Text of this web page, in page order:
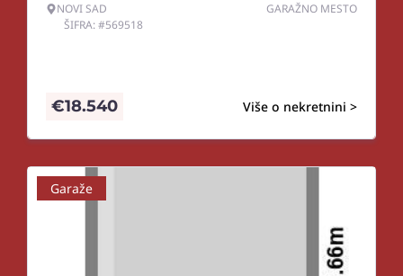
NOVI SAD
ŠIFRA: #569518
GARAŽNO MESTO
Više o nekretnini >
€18.540
Garaže